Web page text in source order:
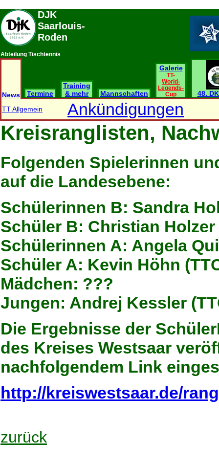
DJK
Saarlouis-
Roden
Abteilung Tischtennis
News Termine
Training
& mehr
Mannschaften
Galerie
TT-
World-
Legends-
Cup
48.
TT Allgemein
Ankündigungen
Kreisranglisten,
Folgenden Spielerinnen
auf die Landesebene:
Schülerinnen B: Sandra
Schüler B: Christian Holzer
Schülerinnen A: Angela
Schüler A: Kevin Höhn
Mädchen: ???
Jungen: Andrej Kessler
Die Ergebnisse der
des Kreises Westsaar
nachfolgendem Link
http://kreiswestsaar.de/
zurück